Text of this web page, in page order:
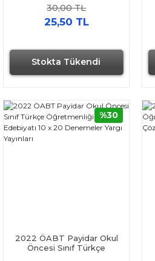
Stokta Tükendi
30,00 TL
25,50 TL
2022 ÖABT Payidar Okul
Öncesi Sınıf Türkçe
%30